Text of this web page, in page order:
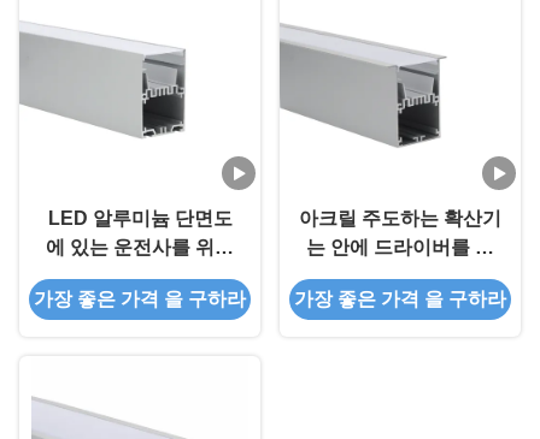
LED 알루미늄 단면도
에 있는 운전사를 위한
PC 젖빛 덮개를 가진 지
도된 알루미늄 단면도
가장 좋은 가격 을 구하라
아크릴 주도하는 확산기
는 안에 드라이버를 위
한 알루미늄 압출 프로
필을 이끌었습니다
가장 좋은 가격 을 구하라